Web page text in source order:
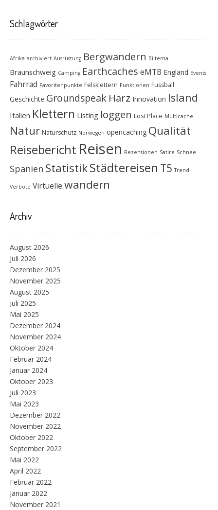
Schlagwörter
Afrika archiviert Ausrüstung Bergwandern Biltema
Braunschweig Camping Earthcaches eMTB England Events
Fahrrad Favoritenpunkte Felsklettern Funktionen Fussball
Geschichte Groundspeak Harz Innovation Island
Italien Klettern Listing loggen Lost Place Multicache
Natur Naturschutz Norwegen opencaching Qualität
Reisebericht Reisen Rezensionen Satire Schnee
Spanien StatistikStädtereisen T5 Trend
Verbote Virtuelle wandern
Archiv
August 2026
Juli 2026
Dezember 2025
November 2025
August 2025
Juli 2025
Mai 2025
Dezember 2024
November 2024
Oktober 2024
Februar 2024
Januar 2024
Oktober 2023
Juli 2023
Mai 2023
Dezember 2022
November 2022
Oktober 2022
September 2022
Mai 2022
April 2022
Februar 2022
Januar 2022
November 2021